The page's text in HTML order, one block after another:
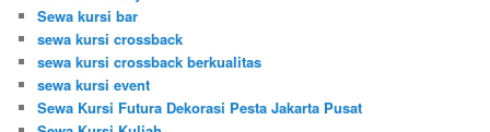
Sewa kursi bar
sewa kursi crossback
sewa kursi crossback berkualitas
sewa kursi event
Sewa Kursi Futura Dekorasi Pesta Jakarta Pusat